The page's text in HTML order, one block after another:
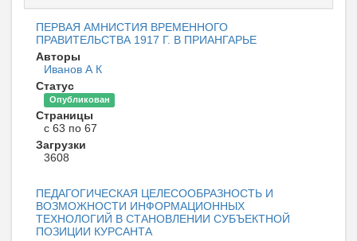
ПЕРВАЯ АМНИСТИЯ ВРЕМЕННОГО
ПРАВИТЕЛЬСТВА 1917 Г. В ПРИАНГАРЬЕ
Авторы
Иванов А К
Статус
Опубликован
Страницы
с 63 по 67
Загрузки
3608
ПЕДАГОГИЧЕСКАЯ ЦЕЛЕСООБРАЗНОСТЬ И
ВОЗМОЖНОСТИ ИНФОРМАЦИОННЫХ
ТЕХНОЛОГИЙ В СТАНОВЛЕНИИ СУБЪЕКТНОЙ
ПОЗИЦИИ КУРСАНТА